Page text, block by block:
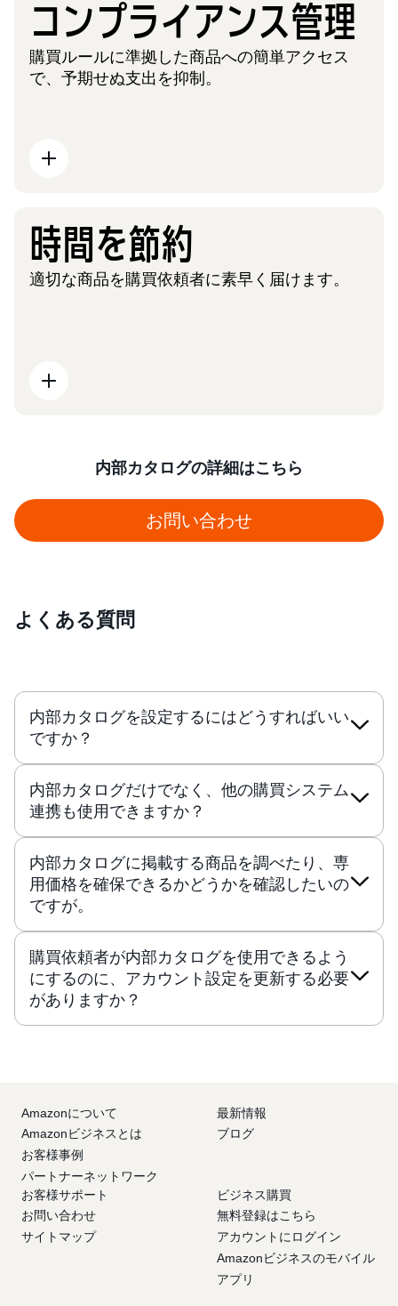
コンプライアンス管理
購買ルールに準拠した商品への簡単アクセス
で、予期せぬ支出を抑制。
時間を節約
適切な商品を購買依頼者に素早く届けます。
内部カタログの詳細はこちら
お問い合わせ
よくある質問
内部カタログを設定するにはどうすればいい
ですか？
内部カタログだけでなく、他の購買システム
連携も使用できますか？
内部カタログに掲載する商品を調べたり、専
用価格を確保できるかどうかを確認したいの
ですが。
購買依頼者が内部カタログを使用できるよう
にするのに、アカウント設定を更新する必要
がありますか？
Amazonについて
Amazonビジネスとは
お客様事例
パートナーネットワーク
最新情報
ブログ
お客様サポート
お問い合わせ
サイトマップ
ビジネス購買
無料登録はこちら
アカウントにログイン
Amazonビジネスのモバイル
アプリ